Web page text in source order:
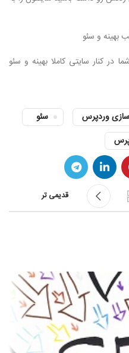
بهینه و سئو
در کنار سایتی کاملا بهینه و سئو
سازی وردپرس
سئو
قدیمی تر